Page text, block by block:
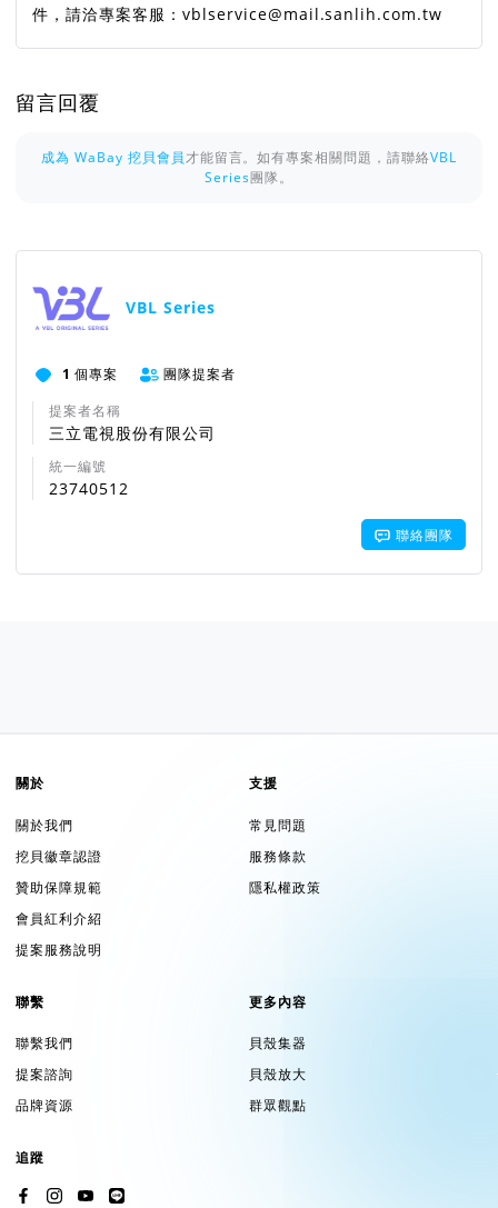
件，請洽專案客服：vblservice@mail.sanlih.com.tw
留言回覆
成為 WaBay 挖貝會員才能留言。如有專案相關問題，請聯絡VBL
Series團隊。
VBL Series
1 個專案
團隊提案者
提案者名稱
三立電視股份有限公司
統一編號
23740512
聯絡團隊
關於
關於我們
挖貝徽章認證
贊助保障規範
會員紅利介紹
提案服務說明
支援
常見問題
服務條款
隱私權政策
聯繫
聯繫我們
提案諮詢
品牌資源
更多內容
貝殼集器
貝殼放大
群眾觀點
追蹤